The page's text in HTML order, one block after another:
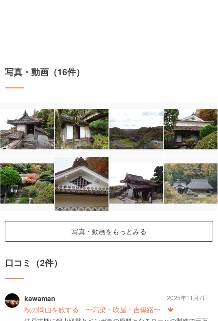
写真・動画（16件）
写真・動画をもっとみる
口コミ（2件）
kawaman
秋の岡山を旅する 〜高梁・吹屋・吉備路〜 🍁
2025年11月7日